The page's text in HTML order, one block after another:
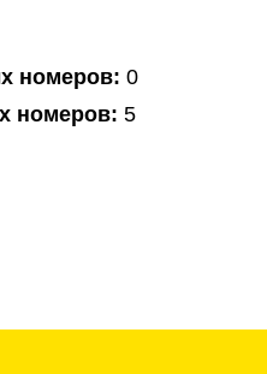
номеров: 0
номеров: 5